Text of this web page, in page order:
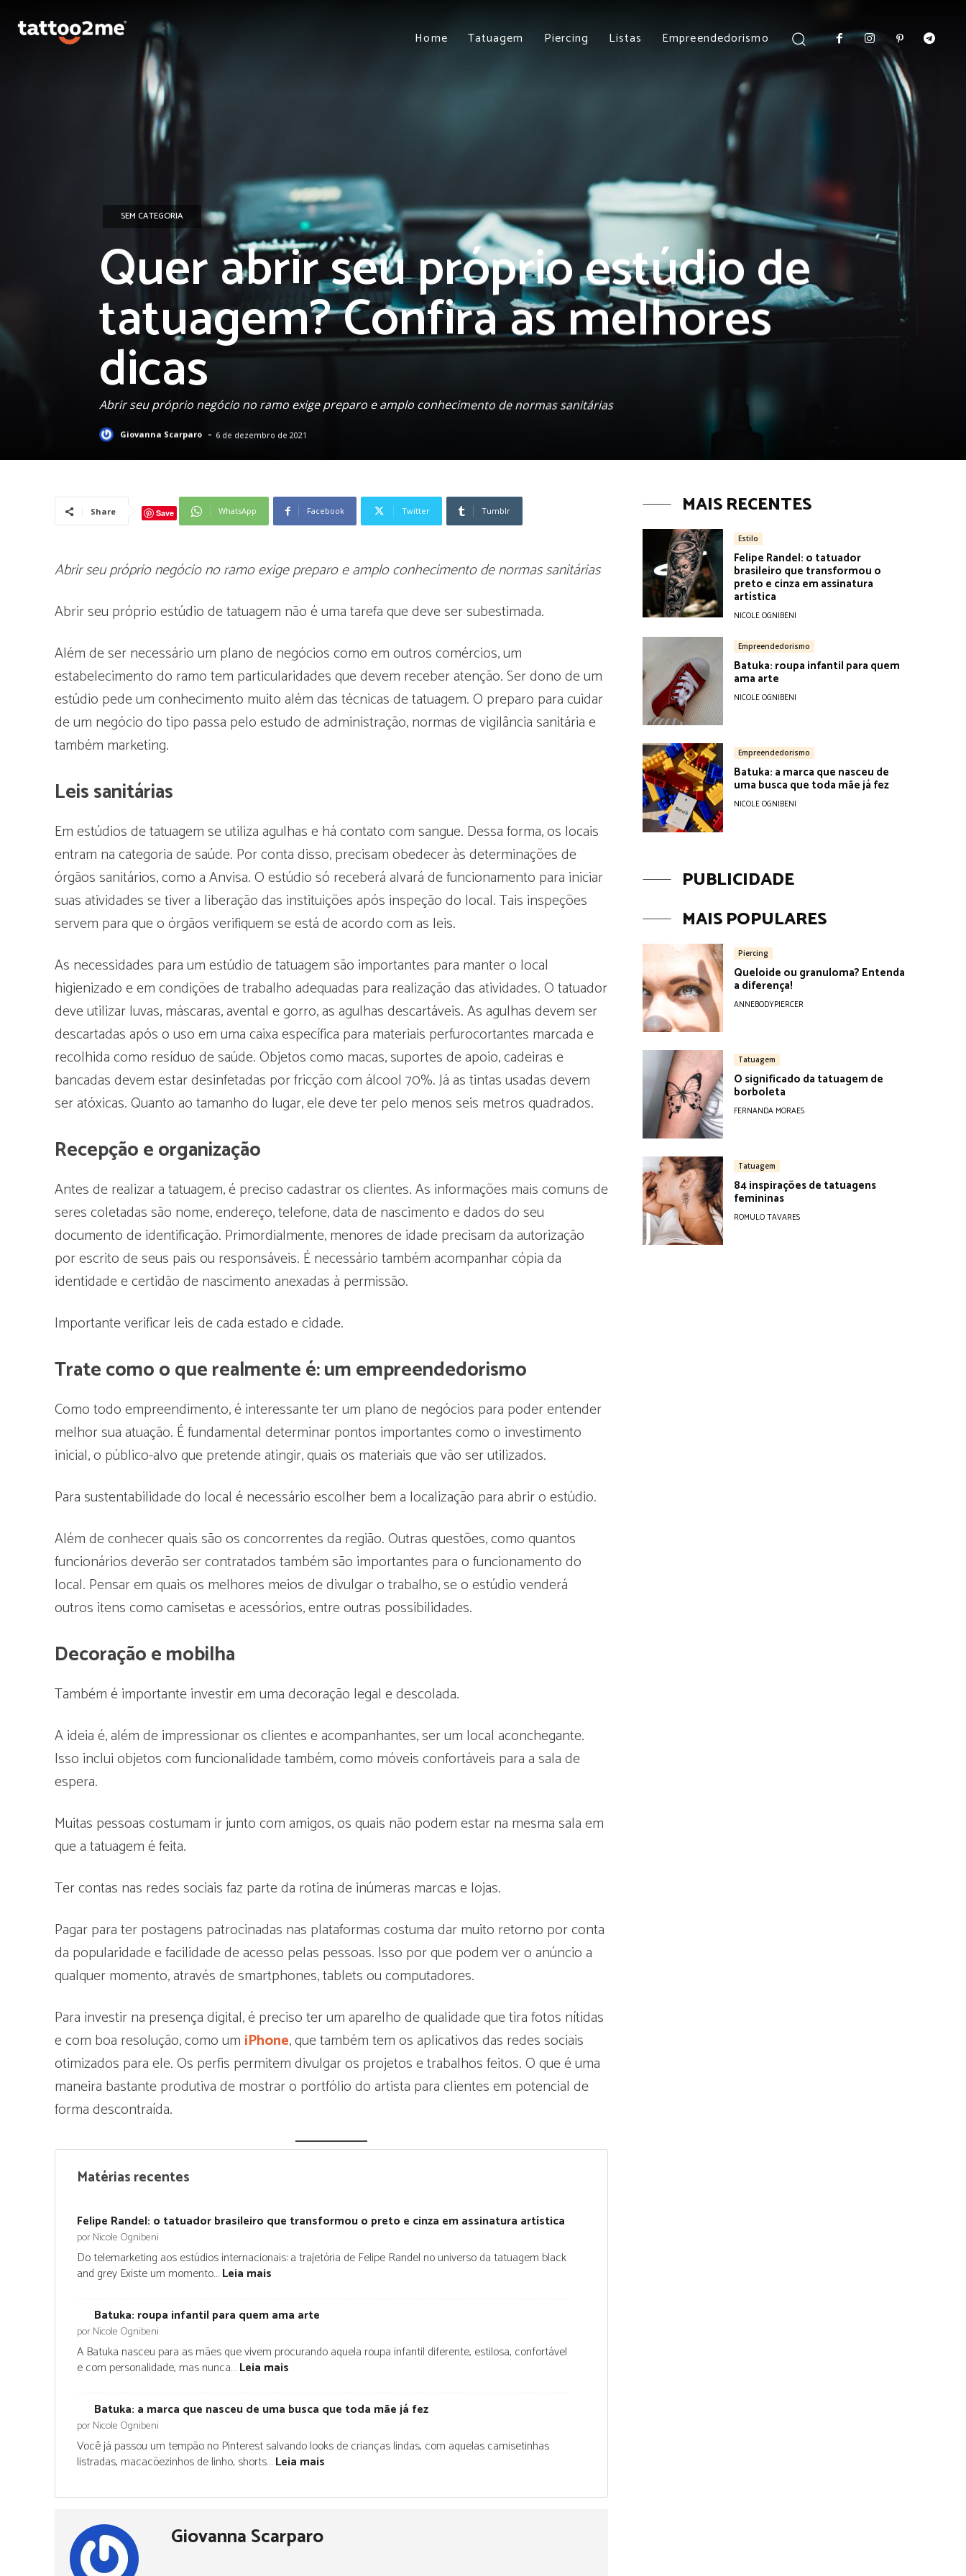
Home Tatuagem Piercing Listas Empreendedorismo
SEM CATEGORIA
Quer abrir seu próprio estúdio de
tatuagem? Confira as melhores
dicas
Abrir seu próprio negócio no ramo exige preparo e amplo conhecimento de normas sanitárias
Giovanna Scarparo - 6 de dezembro de 2021
Share Save WhatsApp Facebook Twitter Tumblr
Abrir seu próprio negócio no ramo exige preparo e amplo conhecimento de normas sanitárias
Abrir seu próprio estúdio de tatuagem não é uma tarefa que deve ser subestimada.
Além de ser necessário um plano de negócios como em outros comércios, um
estabelecimento do ramo tem particularidades que devem receber atenção. Ser dono de um
estúdio pede um conhecimento muito além das técnicas de tatuagem. O preparo para cuidar
de um negócio do tipo passa pelo estudo de administração, normas de vigilância sanitária e
também marketing.
Leis sanitárias
Em estúdios de tatuagem se utiliza agulhas e há contato com sangue. Dessa forma, os locais
entram na categoria de saúde. Por conta disso, precisam obedecer às determinações de
órgãos sanitários, como a Anvisa. O estúdio só receberá alvará de funcionamento para iniciar
suas atividades se tiver a liberação das instituições após inspeção do local. Tais inspeções
servem para que o órgãos verifiquem se está de acordo com as leis.
As necessidades para um estúdio de tatuagem são importantes para manter o local
higienizado e em condições de trabalho adequadas para realização das atividades. O tatuador
deve utilizar luvas, máscaras, avental e gorro, as agulhas descartáveis. As agulhas devem ser
descartadas após o uso em uma caixa específica para materiais perfurocortantes marcada e
recolhida como resíduo de saúde. Objetos como macas, suportes de apoio, cadeiras e
bancadas devem estar desinfetadas por fricção com álcool 70%. Já as tintas usadas devem
ser atóxicas. Quanto ao tamanho do lugar, ele deve ter pelo menos seis metros quadrados.
Recepção e organização
Antes de realizar a tatuagem, é preciso cadastrar os clientes. As informações mais comuns de
seres coletadas são nome, endereço, telefone, data de nascimento e dados do seu
documento de identificação. Primordialmente, menores de idade precisam da autorização
por escrito de seus pais ou responsáveis. É necessário também acompanhar cópia da
identidade e certidão de nascimento anexadas à permissão.
Importante verificar leis de cada estado e cidade.
Trate como o que realmente é: um empreendedorismo
Como todo empreendimento, é interessante ter um plano de negócios para poder entender
melhor sua atuação. É fundamental determinar pontos importantes como o investimento
inicial, o público-alvo que pretende atingir, quais os materiais que vão ser utilizados.
Para sustentabilidade do local é necessário escolher bem a localização para abrir o estúdio.
Além de conhecer quais são os concorrentes da região. Outras questões, como quantos
funcionários deverão ser contratados também são importantes para o funcionamento do
local. Pensar em quais os melhores meios de divulgar o trabalho, se o estúdio venderá
outros itens como camisetas e acessórios, entre outras possibilidades.
Decoração e mobilha
Também é importante investir em uma decoração legal e descolada.
A ideia é, além de impressionar os clientes e acompanhantes, ser um local aconchegante.
Isso inclui objetos com funcionalidade também, como móveis confortáveis para a sala de
espera.
Muitas pessoas costumam ir junto com amigos, os quais não podem estar na mesma sala em
que a tatuagem é feita.
Ter contas nas redes sociais faz parte da rotina de inúmeras marcas e lojas.
Pagar para ter postagens patrocinadas nas plataformas costuma dar muito retorno por conta
da popularidade e facilidade de acesso pelas pessoas. Isso por que podem ver o anúncio a
qualquer momento, através de smartphones, tablets ou computadores.
Para investir na presença digital, é preciso ter um aparelho de qualidade que tira fotos nítidas
e com boa resolução, como um iPhone, que também tem os aplicativos das redes sociais
otimizados para ele. Os perfis permitem divulgar os projetos e trabalhos feitos. O que é uma
maneira bastante produtiva de mostrar o portfólio do artista para clientes em potencial de
forma descontraída.
Matérias recentes
Felipe Randel: o tatuador brasileiro que transformou o preto e cinza em assinatura artística
por Nicole Ognibeni
Do telemarketing aos estúdios internacionais: a trajetória de Felipe Randel no universo da tatuagem black
and grey Existe um momento…Leia mais
l
p
e
n
e
l
:
t
t
u
Batuka: roupa infantil para quem ama arte
por Nicole Ognibeni
A Batuka nasceu para as mães que vivem procurando aquela roupa infantil diferente, estilosa, confortável
e com personalidade, mas nunca…Leia mais
t
k
a
o
p
a
Batuka: a marca que nasceu de uma busca que toda mãe já fez
por Nicole Ognibeni
Você já passou um tempão no Pinterest salvando looks de crianças lindas, com aquelas camisetinhas
listradas, macacõezinhos de linho, shorts…Leia mais
Giovanna Scarparo
MAIS RECENTES
Estilo
Felipe Randel: o tatuador
brasileiro que transformou o
preto e cinza em assinatura
artística
NICOLE OGNIBENI
Empreendedorismo
Batuka: roupa infantil para quem
ama arte
NICOLE OGNIBENI
Empreendedorismo
Batuka: a marca que nasceu de
uma busca que toda mãe já fez
NICOLE OGNIBENI
PUBLICIDADE
MAIS POPULARES
Piercing
Queloide ou granuloma? Entenda
a diferença!
ANNEBODYPIERCER
Tatuagem
O significado da tatuagem de
borboleta
FERNANDA MORAES
Tatuagem
84 inspirações de tatuagens
femininas
ROMULO TAVARES